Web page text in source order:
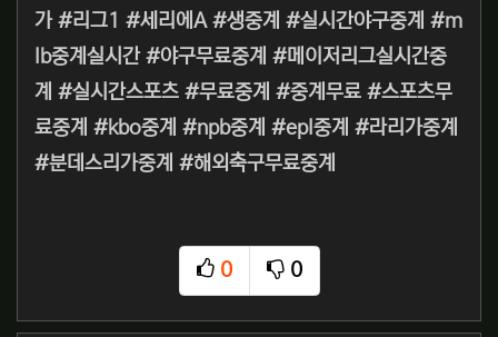
가 #리그1 #세리에A #생중계 #실시간야구중계 #m
lb중계실시간 #야구무료중계 #메이저리그실시간중
계 #실시간스포츠 #무료중계 #중계무료 #스포츠무
료중계 #kbo중계 #npb중계 #epl중계 #라리가중계
#분데스리가중계 #해외축구무료중계
0
추천
0
비추천